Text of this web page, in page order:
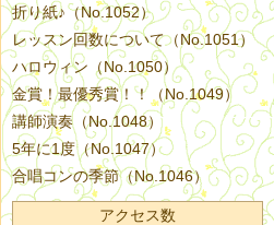
折り紙♪（No.1052）
レッスン回数について（No.1051）
ハロウィン（No.1050）
金賞！最優秀賞！！（No.1049）
講師演奏（No.1048）
5年に1度（No.1047）
合唱コンの季節（No.1046）
アクセス数